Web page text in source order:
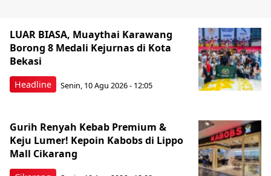
Headline
LUAR BIASA, Muaythai Karawang
Borong 8 Medali Kejurnas di Kota
Bekasi
Senin, 10 Agu 2026 - 12:05
Gurih Renyah Kebab Premium &
Keju Lumer! Kepoin Kabobs di Lippo
Mall Cikarang